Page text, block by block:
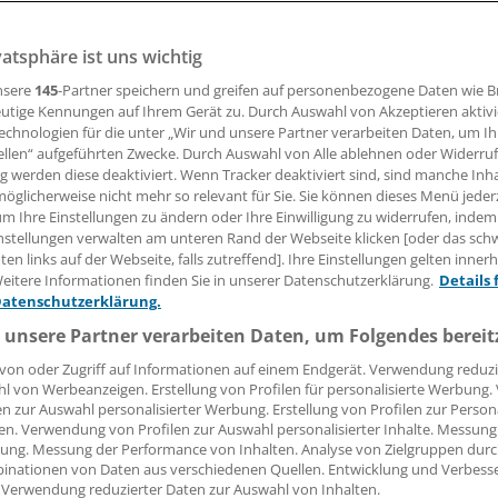
09:00 Uhr
Immunsystem seine Truppen mobilisiert, übernehmen
Zellen eine wichtige Rolle. Sie können sich aus Monozyten
Ein internationales Forscherteam unter
hat diese wichtigen Helfer nun genauer untersucht.
dass es sich bei den von Monozyten abgeleiteten Zellen
sondern um ein sehr vielseitiges Gemisch
Dezember
). Diese Erkenntnis ist wichtig für die
Immuntherapien zur Bekämpfung von Tumorzellen,
mit. Aus menschlichem Blut gewannen die
sie in ganz unterschiedliche Antigen-präsentierende
mit modernsten Methoden analysierten: Wie ist es um
Gene der verschiedenen von Monozyten
ist uns wichtig
145-Partner speichern und greifen auf personenbezogene Daten wie
Kennungen auf Ihrem Gerät zu. Durch Auswahl von Akzeptieren
für die unter „Wir und unsere Partner verarbeiten Daten, um
aufgeführten Zwecke. Durch Auswahl von Alle ablehnen oder
werden diese deaktiviert. Wenn Tracker deaktiviert sind, sind manche
nicht mehr so relevant für Sie. Sie können dieses Menü
Ihre Einstellungen zu ändern oder Ihre Einwilligung zu widerrufen, indem
verwalten am unteren Rand der Webseite klicken [oder das
links auf der Webseite, falls zutreffend]. Ihre Einstellungen gelten
Informationen finden Sie in unserer Datenschutzerklärung. Details
Partner verarbeiten Daten, um Folgendes
oder Zugriff auf Informationen auf einem Endgerät. Verwendung
von Werbeanzeigen. Erstellung von Profilen für personalisierte
zur Auswahl personalisierter Werbung. Erstellung von Profilen zur
Verwendung von Profilen zur Auswahl personalisierter Inhalte.
Messung der Performance von Inhalten. Analyse von Zielgruppen
von Daten aus verschiedenen Quellen. Entwicklung und
reduzierter Daten zur Auswahl von Inhalten.